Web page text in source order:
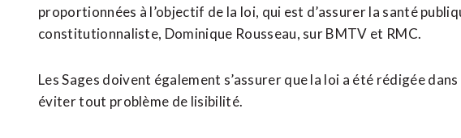
proportionnées à l’objectif de la loi, qui est d’assurer la santé
constitutionnaliste, Dominique Rousseau, sur BMTV et RMC.
Les Sages doivent également s’assurer que la loi a été rédigée
éviter tout problème de lisibilité.